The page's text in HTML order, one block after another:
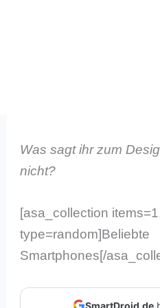
Was sagt ihr zum
nicht?
[asa_collection
type=random]Beliebte
Smartphones[/
SmartDroid.de